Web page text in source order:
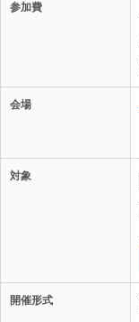
参加費
会場
対象
開催形式